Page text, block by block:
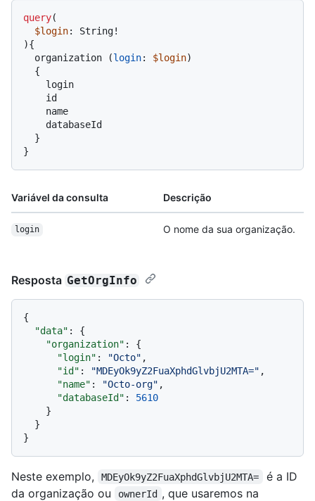
query(
$login: String!
){
  organization
(login: $login)
{
}
}
Variável da consulta Descrição
login O nome da sua organização.
Resposta GetOrgInfo
{
"data" :
{
"organization" :
{
"login" : "Octo" ,
"id" : "MDEyOk9yZ2FuaXphdGlvbjU2MTA=" ,
"name" : "Octo-org" ,
"databaseId" :
5610
}
}
}
Neste exemplo, MDEyOk9yZ2FuaXphdGlvbjU2MTA=
é a ID
da organização ou
ownerId , que usaremos na